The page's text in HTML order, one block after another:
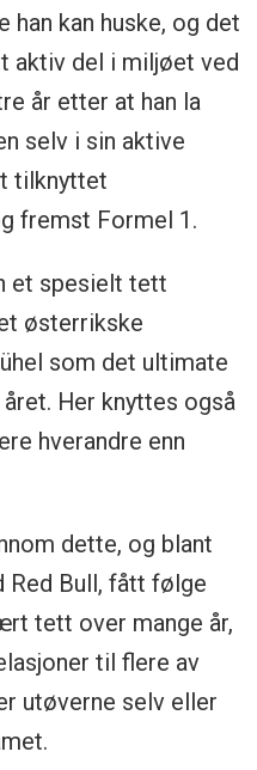
kan huske, og det
aktiv del i miljøet ved
år etter at han la
selv i sin aktive
tilknyttet
fremst Formel 1.
et spesielt tett
østerrikske
som det ultimate
Her knyttes også
hverandre enn
dette, og blant
Red Bull, fått følge
tett over mange år,
til flere av
utøverne selv eller